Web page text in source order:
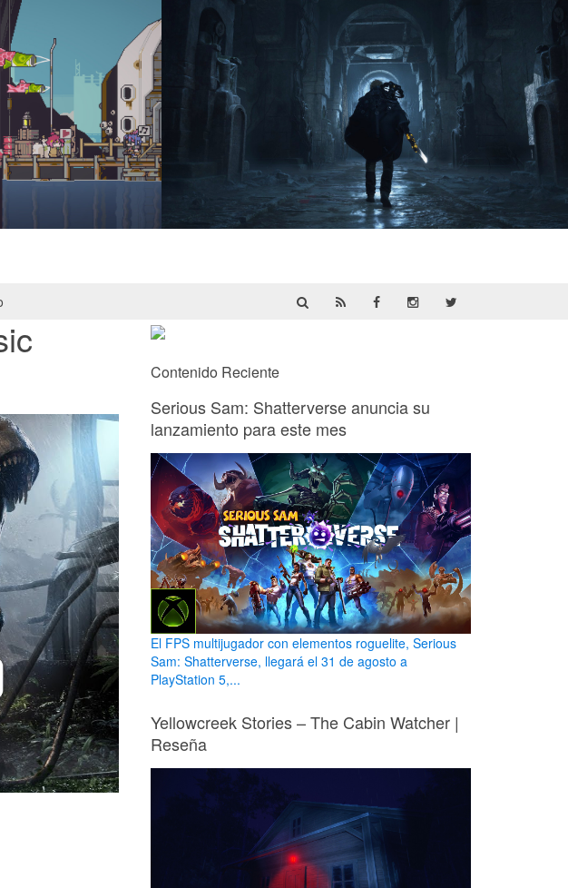
Contenido Reciente
Serious Sam: Shatterverse anuncia su
lanzamiento para este mes
El FPS multijugador con elementos roguelite, Serious
Sam: Shatterverse, llegará el 31 de agosto a
PlayStation 5,...
Yellowcreek Stories – The Cabin Watcher |
Reseña